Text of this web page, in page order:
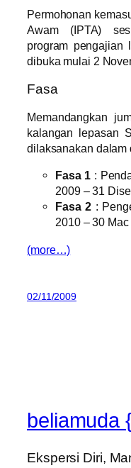
Permohonan
Awam (IPTA)
program pengajian
dibuka mulai 2
Fasa
Memandangkan
kalangan lepasan
dilaksanakan dalam
Fasa 1 :
2009 – 31
Fasa 2 :
2010 – 30
(more…)
02/11/2009
beliamuda
Ekspersi Diri,